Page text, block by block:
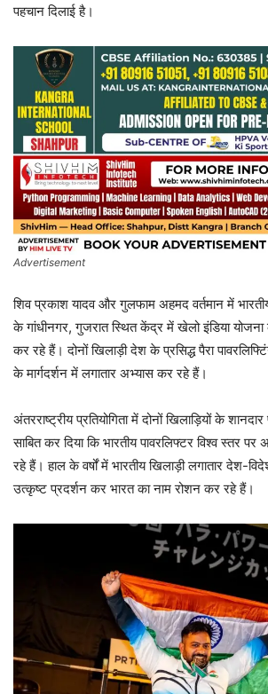
पहचान दिलाई है।
Advertisement
शिव प्रकाश यादव और गुलफाम अहमद वर्तमान में
के गांधीनगर, गुजरात स्थित केंद्र में खेलो इंडिया योजना
कर रहे हैं। दोनों खिलाड़ी देश के प्रसिद्ध पैरा
के मार्गदर्शन में लगातार अभ्यास कर रहे हैं।
अंतरराष्ट्रीय प्रतियोगिता में दोनों खिलाड़ियों के
साबित कर दिया कि भारतीय पावरलिफ्टर विश्व स्तर
रहे हैं। हाल के वर्षों में भारतीय खिलाड़ी लगातार देश-
उत्कृष्ट प्रदर्शन कर भारत का नाम रोशन कर रहे हैं।